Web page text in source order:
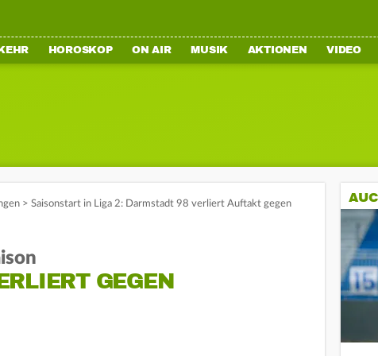
HOROSKOP ON AIR MUSIK AKTIONEN VIDEO
> Saisonstart in Liga 2: Darmstadt 98 verliert Auftakt gegen
GEGEN